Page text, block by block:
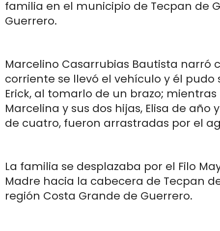
familia en el municipio de Tecpan de
Guerrero.
Marcelino Casarrubias Bautista narró
corriente se llevó el vehículo y él pudo
Erick, al tomarlo de un brazo;
Marcelina y sus dos hijas, Elisa de año
de cuatro, fueron arrastradas por el
La familia se desplazaba por el Filo
Madre hacia la cabecera de Tecpan
región Costa Grande de Guerrero.